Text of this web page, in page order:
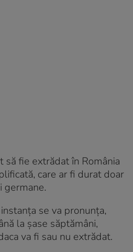
să fie extrădat în România
care ar fi durat doar
germane.
se va pronunța,
la șase săptămâni,
va fi sau nu extrădat.